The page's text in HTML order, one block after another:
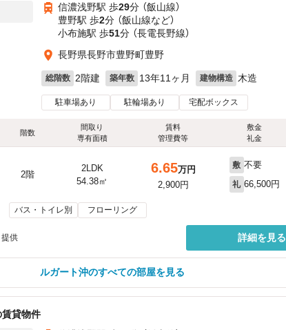
信濃浅野駅 歩29分 （飯山線）
豊野駅 歩2分 （飯山線など）
小布施駅 歩51分 （長電長野線）
長野県長野市豊野町豊野
総階数 2階建 築年数 13年11ヶ月 建物構造 木造
駐車場あり 駐輪場あり 宅配ボックス
階数
間取り
専有面積
賃料
管理費等
敷金
礼金
2階
2LDK
54.38㎡
6.65万円
2,900円
敷 不要
礼 66,500円
バス・トイレ別 フローリング
提供 詳細を見る
ルガート沖のすべての部屋を見る
貸物件